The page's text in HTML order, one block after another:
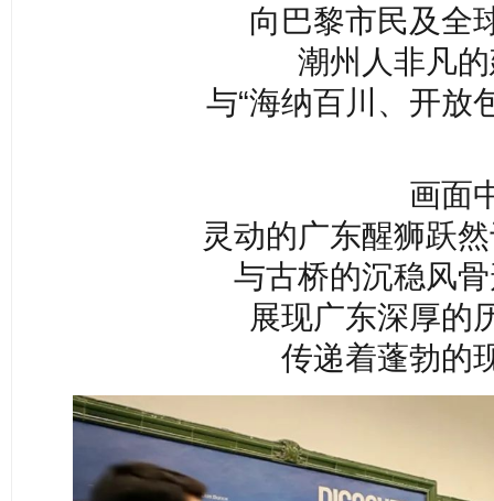
向巴黎市民及全
潮州人非凡
与“海纳百川、开放
画面
灵动的广东醒狮跃
与古桥的沉稳风
展现广东深厚的
传递着蓬勃的